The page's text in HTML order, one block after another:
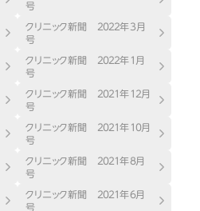
号
クリニック新聞 ２０２２年3月
号
クリニック新聞 ２０２２年１月
号
クリニック新聞 ２０２１年１２月
号
クリニック新聞 ２０２１年１０月
号
クリニック新聞 ２０２１年８月
号
クリニック新聞 ２０２１年６月
号